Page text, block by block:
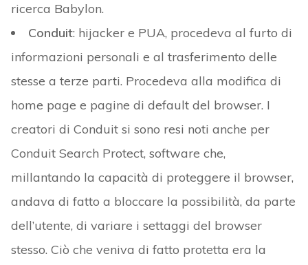
ricerca Babylon.
Conduit: hijacker e PUA, procedeva al furto di
informazioni personali e al trasferimento delle
stesse a terze parti. Procedeva alla modifica di
home page e pagine di default del browser. I
creatori di Conduit si sono resi noti anche per
Conduit Search Protect, software che,
millantando la capacità di proteggere il browser,
andava di fatto a bloccare la possibilità, da parte
dell’utente, di variare i settaggi del browser
stesso. Ciò che veniva di fatto protetta era la